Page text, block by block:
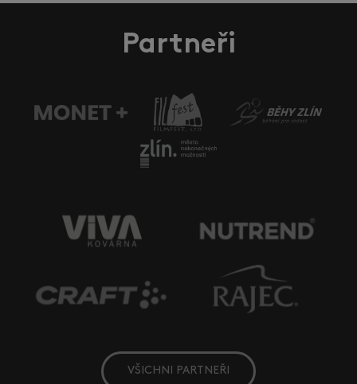
Partneři
VŠICHNI PARTNEŘI